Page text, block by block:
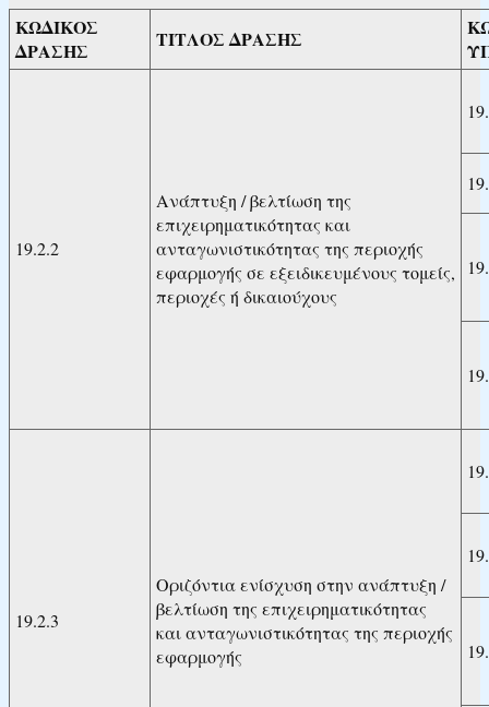
ΚΩΔΙΚΟΣ
ΔΡΑΣΗΣ
ΤΙΤΛΟΣΔΡΑΣΗΣ
19.2.2
Ανάπτυξη / βελτίωση της
επιχειρηματικότητας και
ανταγωνιστικότητας της περιοχής
εφαρμογής σε εξειδικευμένους τομείς,
περιοχές ή δικαιούχους
19.2.3
Οριζόντια ενίσχυση στην ανάπτυξη /
βελτίωση της επιχειρηματικότητας
και ανταγωνιστικότητας της περιοχής
εφαρμογής